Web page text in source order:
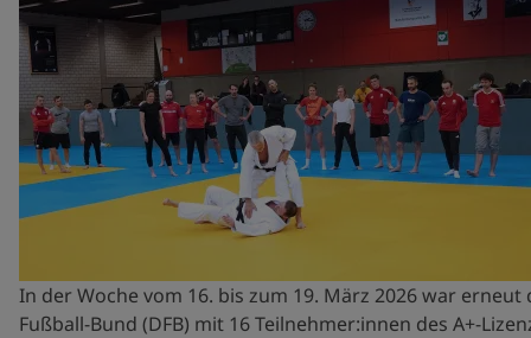
In der Woche vom 16. bis zum 19. März 2026 war erneut
Fußball-Bund (DFB) mit 16 Teilnehmer:innen des A+-